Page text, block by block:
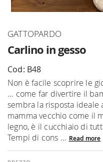
Carlino in gesso
GATTOPARDO
Cod: B48
Non è facile scoprire le
... come far divertire il
sembra la risposta
mamma vecchio come il
legno, è il cucchiaio di
Tempi di cons ... Read more
Skip
the
beginning
of
the
images
gallery